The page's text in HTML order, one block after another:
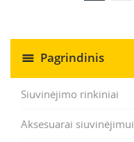
Pagrindinis
Siuvinėjimo rinkiniai
Aksesuarai siuvinėjimui